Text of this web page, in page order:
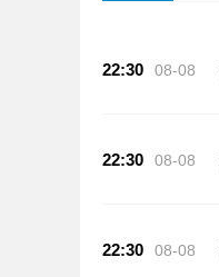
22:30 08-08
22:30 08-08
22:30 08-08